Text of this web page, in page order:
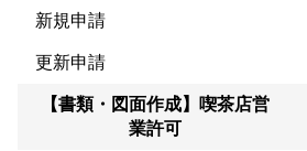
談に乗らせていただいております。
「こんな時間に電話をしてもいいのだろ
ください。
当事務所では、ほかの事務所では断ら
談に乗らせていただき、何とか許認可を
新規申請
更新申請
【書類・図面作成】喫茶店営
業許可